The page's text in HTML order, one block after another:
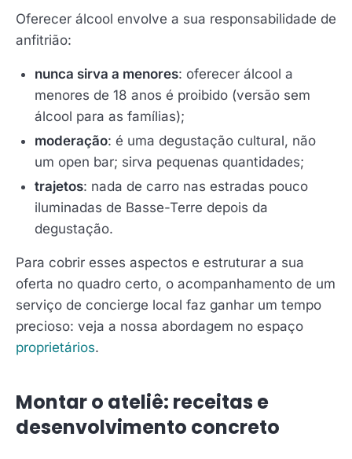
Oferecer álcool envolve a sua responsabilidade de
anfitrião:
nunca sirva a menores: oferecer álcool a
menores de 18 anos é proibido (versão sem
álcool para as famílias);
moderação: é uma degustação cultural, não
um open bar; sirva pequenas quantidades;
trajetos: nada de carro nas estradas pouco
iluminadas de Basse-Terre depois da
degustação.
Para cobrir esses aspectos e estruturar a sua
oferta no quadro certo, o acompanhamento de um
serviço de concierge local faz ganhar um tempo
precioso: veja a nossa abordagem no espaço
proprietários.
Montar o ateliê: receitas e
desenvolvimento concreto